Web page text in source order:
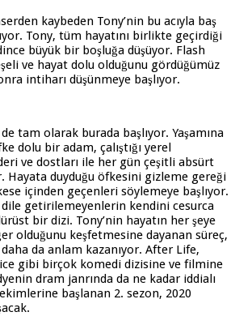
kaybeden Tony’nin bu acıyla baş
Tony, tüm hayatını birlikte geçirdiği
büyük bir boşluğa düşüyor. Flash
ve hayat dolu olduğunu gördüğümüz
intiharı düşünmeye başlıyor.
tam olarak burada başlıyor. Yaşamına
dolu bir adam, çalıştığı yerel
ve dostları ile her gün çeşitli absürt
Hayata duyduğu öfkesini gizleme gereği
içinden geçenleri söylemeye başlıyor.
getirilemeyenlerin kendini cesurca
bir dizi. Tony’nin hayatın her şeye
olduğunu keşfetmesine dayanan süreç,
da anlam kazanıyor. After Life,
gibi birçok komedi dizisine ve filmine
dram janrında da ne kadar iddialı
başlanan 2. sezon, 2020